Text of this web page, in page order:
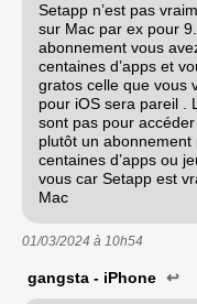
Setapp n’est pas
sur Mac par ex pour
abonnement vous
centaines d’apps et
gratos celle que vous
pour iOS sera pareil .
sont pas pour
plutôt un abonnement
centaines d’apps ou
vous car Setapp est
Mac
01/03/2024 à 10h54
gangsta - iPhone ↩